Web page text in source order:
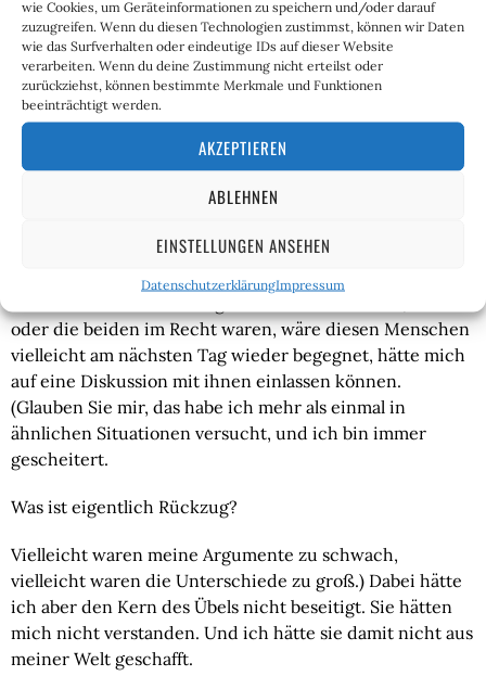
wie Cookies, um Geräteinformationen zu speichern und/oder darauf
zuzugreifen. Wenn du diesen Technologien zustimmst, können wir Daten
wie das Surfverhalten oder eindeutige IDs auf dieser Website
verarbeiten. Wenn du deine Zustimmung nicht erteilst oder
zurückziehst, können bestimmte Merkmale und Funktionen
beeinträchtigt werden.
AKZEPTIEREN
ABLEHNEN
EINSTELLUNGEN ANSEHEN
DatenschutzerklärungImpressum
oft, wir lebten in einer Wissensgesellschaft,
Informationstechnologie bestimmt unseren Alltag.
Und während wir googeln und Wikipedia bemühen, um
unsere Unwissenheit zu besiegen, haben wir vergessen,
dass Wissen nicht nur ein Wissen wie ist (Know-how),
sondern in erster Linie ein Wissen von etwas (Fakt).
Nehmen wir noch einmal das Beispiel der Mittdreißiger
Ich hätte mich weiter darüber aufregen können, hätte
oder die beiden im Recht waren, wäre diesen Menschen
vielleicht am nächsten Tag wieder begegnet, hätte mich
auf eine Diskussion mit ihnen einlassen können.
(Glauben Sie mir, das habe ich mehr als einmal in
ähnlichen Situationen versucht, und ich bin immer
gescheitert.
Was ist eigentlich Rückzug?
Vielleicht waren meine Argumente zu schwach,
vielleicht waren die Unterschiede zu groß.) Dabei hätte
ich aber den Kern des Übels nicht beseitigt. Sie hätten
mich nicht verstanden. Und ich hätte sie damit nicht aus
meiner Welt geschafft.